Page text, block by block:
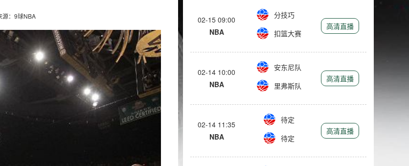
源：9球NBA
02-15 09:00
NBA
分技巧
扣篮大赛
高清直播
02-14 10:00
NBA
安东尼队
里弗斯队
高清直播
02-14 11:35
NBA
待定
待定
高清直播